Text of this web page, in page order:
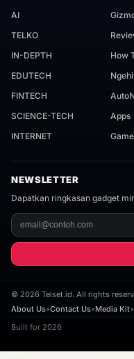
AI
TELKO
IN-DEPTH
EDUTECH
FINTECH
SCIENCE-TECH
INTERNET
How
Apps
NEWSLETTER
Dapatkan ringkasan gadget
© 2026 Telset.id. All rights
About Us•Contact Us•Media Kit•
Built for 2026